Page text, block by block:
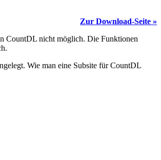
Zur Download-Seite »
CountDL nicht möglich. Die Funktionen
Wie man eine Subsite für CountDL